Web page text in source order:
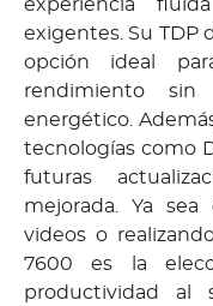
experiencia
exigentes. Su TDP
opción ideal
rendimiento sin
energético.
tecnologías como
futuras
mejorada. Ya
videos o
7600 es la
productividad al